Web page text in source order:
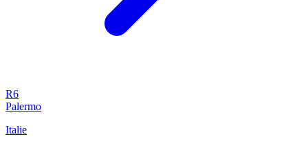
R6
Palermo
Italie